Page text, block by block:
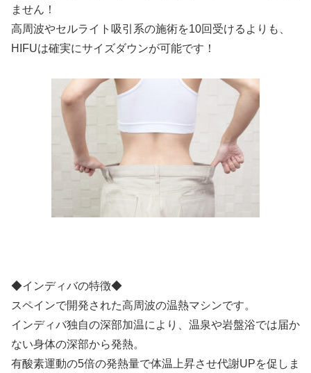
ません！
高周波やセルライト吸引系の施術を10回受けるよりも、
HIFUは確実にサイズダウンが可能です！
◆インディバの特徴◆
スペインで開発された高周波の温熱マシンです。
インディバ独自の深部加温により、温泉や岩盤浴では届か
ない身体の深部から発熱。
有酸素運動の5倍の発熱量で体温上昇させ代謝UPを促しま